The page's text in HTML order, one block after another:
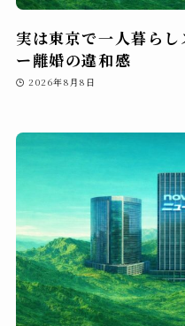
実は東京で一人暮ら
ー離婚の違和感
2026年8月8日